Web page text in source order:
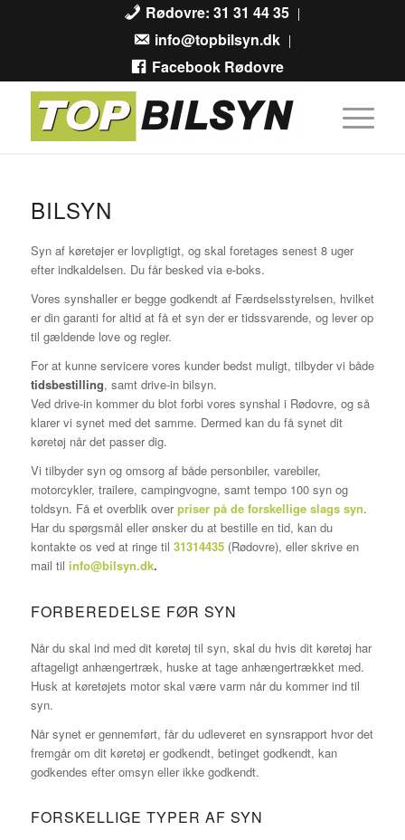
Rødovre: 31 31 44 35
info@topbilsyn.dk
Facebook Rødovre
BILSYN
Syn af køretøjer er lovpligtigt, og skal foretages senest 8 uger
efter indkaldelsen. Du får besked via e-boks.
Vores synshaller er begge godkendt af Færdselsstyrelsen, hvilket
er din garanti for altid at få et syn der er tidssvarende, og lever op
til gældende love og regler.
For at kunne servicere vores kunder bedst muligt, tilbyder vi både
tidsbestilling, samt drive-in bilsyn.
Ved drive-in kommer du blot forbi vores synshal i Rødovre, og så
klarer vi synet med det samme. Dermed kan du få synet dit
køretøj når det passer dig.
Vi tilbyder syn og omsorg af både personbiler, varebiler,
motorcykler, trailere, campingvogne, samt tempo 100 syn og
toldsyn. Få et overblik overpriser på de forskellige slags syn.
Har du spørgsmål eller ønsker du at bestille en tid, kan du
kontakte os ved at ringe til 31314435 (Rødovre), eller skrive en
mail til info@bilsyn.dk.
FORBEREDELSE FØR SYN
Når du skal ind med dit køretøj til syn, skal du hvis dit køretøj har
aftageligt anhængertræk, huske at tage anhængertrækket med.
Husk at køretøjets motor skal være varm når du kommer ind til
syn.
Når synet er gennemført, får du udleveret en synsrapport hvor det
fremgår om dit køretøj er godkendt, betinget godkendt, kan
godkendes efter omsyn eller ikke godkendt.
FORSKELLIGE TYPER AF SYN